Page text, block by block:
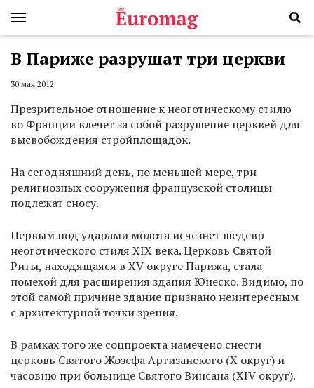
В Париже разрушат три церкви
30 мая 2012
Презрительное отношение к неоготическому стилю
во Франции влечет за собой разрушение церквей для
высвобождения стройплощадок.
На сегодняшний день, по меньшей мере, три
религиозных сооружения французской столицы
подлежат сносу.
Первым под ударами молота исчезнет шедевр
неоготического стиля XIX века. Церковь Святой
Риты, находящаяся в XV округе Парижа, стала
помехой для расширения здания Юнеско. Видимо, по
этой самой причине здание признано неинтересным
с архитектурной точки зрения.
В рамках того же соцпроекта намечено снести
церковь Святого Жозефа Артизанского (X округ) и
часовню при больнице Святого Винсана (XIV округ).